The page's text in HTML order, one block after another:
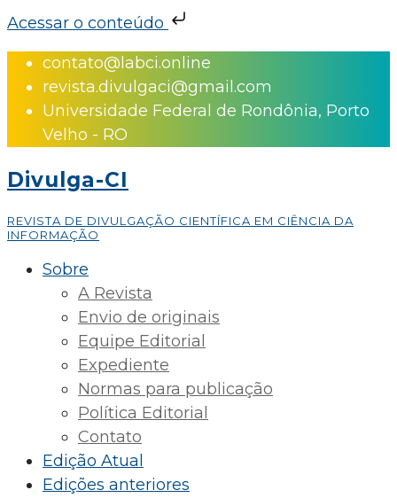
Acessar o conteúdo
Skip
content
contato@labci.online
revista.divulgaci@gmail.com
Universidade Federal de Rondônia, Porto
Velho - RO
Divulga-CI
REVISTA DE DIVULGAÇÃO CIENTÍFICA EM CIÊNCIA DA
INFORMAÇÃO
Sobre
A Revista
Envio de originais
Equipe Editorial
Expediente
Normas para publicação
Política Editorial
Contato
Edição Atual
Edições anteriores